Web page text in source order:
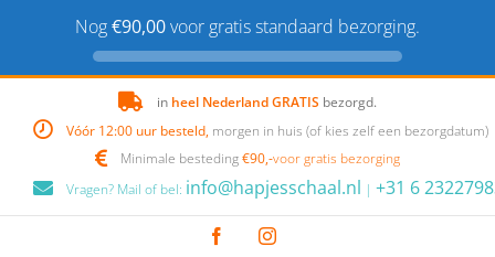
Nog€90,00voor gratis standaard bezorging.
content
in heel Nederland GRATIS bezorgd.
Vóór 12:00 uur besteld, morgen in huis (of kies zelf een bezorgdatum)
Minimale besteding€90,-voor gratis bezorging
Vragen? Mail of bel: info@hapjesschaal.nl | +31 6
FacebookInstagram